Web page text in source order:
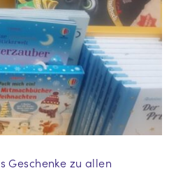
Geschenke zu allen